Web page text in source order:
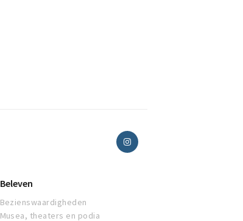
Beleven
Bezienswaardigheden
Musea, theaters en podia